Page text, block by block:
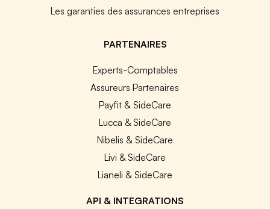
Les garanties des assurances entreprises
PARTENAIRES
Experts-Comptables
Assureurs Partenaires
Payfit & SideCare
Lucca & SideCare
Nibelis & SideCare
Livi & SideCare
Lianeli & SideCare
API & INTEGRATIONS